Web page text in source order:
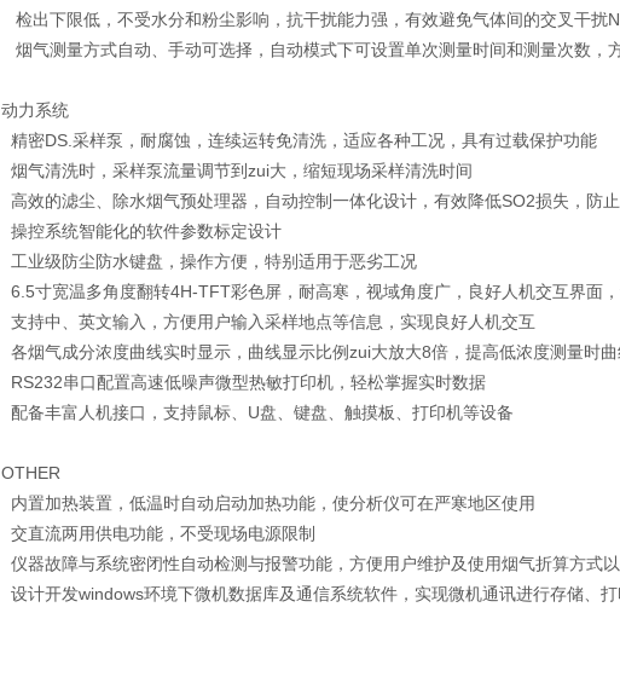
检出下限低，不受水分和粉尘影响，抗干扰能力强，有效避免气体间的交叉干扰
烟气测量方式自动、手动可选择，自动模式下可设置单次测量时间和测量次数，
动力系统
精密DS.采样泵，耐腐蚀，连续运转免清洗，适应各种工况，具有过载保护功能
烟气清洗时，采样泵流量调节到zui大，缩短现场采样清洗时间
高效的滤尘、除水烟气预处理器，自动控制一体化设计，有效降低SO2损失，防
操控系统智能化的软件参数标定设计
工业级防尘防水键盘，操作方便，特别适用于恶劣工况
6.5寸宽温多角度翻转4H-TFT彩色屏，耐高寒，视域角度广，良好人机交互界面
支持中、英文输入，方便用户输入采样地点等信息，实现良好人机交互
各烟气成分浓度曲线实时显示，曲线显示比例zui大放大8倍，提高低浓度测量时
RS232串口配置高速低噪声微型热敏打印机，轻松掌握实时数据
配备丰富人机接口，支持鼠标、U盘、键盘、触摸板、打印机等设备
OTHER
内置加热装置，低温时自动启动加热功能，使分析仪可在严寒地区使用
交直流两用供电功能，不受现场电源限制
仪器故障与系统密闭性自动检测与报警功能，方便用户维护及使用烟气折算方式
设计开发windows环境下微机数据库及通信系统软件，实现微机通讯进行存储、打